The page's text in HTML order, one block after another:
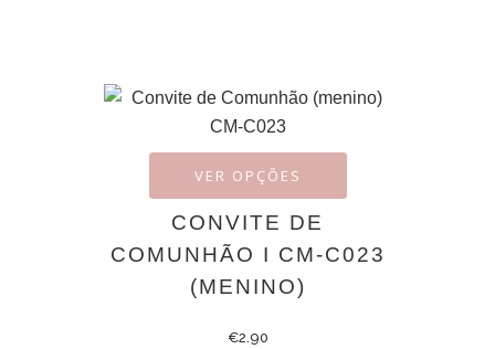
VER OPÇÕES
CONVITE DE
COMUNHÃO I CM-C023
(MENINO)
€2.90